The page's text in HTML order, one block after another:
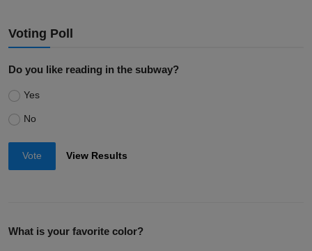
Voting Poll
Do you like reading in the subway?
Yes
No
Vote View Results
What is your favorite color?